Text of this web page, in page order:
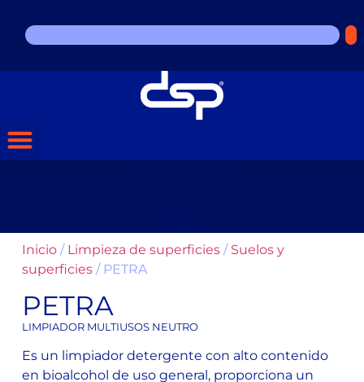
Inicio/ Limpieza de superficies/ Suelos y
superficies/ PETRA
PETRA
LIMPIADOR MULTIUSOS NEUTRO
Es un limpiador detergente con alto contenido
en bioalcohol de uso general, proporciona un